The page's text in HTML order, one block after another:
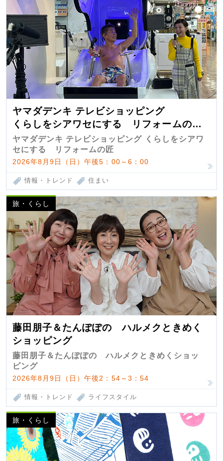
ヤマダデンキ テレビショッピング
くらしをシアワセにする リフォームの
匠 第7弾
ヤマダデンキ テレビショッピング くらしをシアワ
セにする リフォームの匠
2026年8月9日（日）午後5：00～6：00
情報・トレンド 住まい
旅・くらし
藤田朋子＆たんぽぽの ハルメクときめく
ショッピング
藤田朋子＆たんぽぽの ハルメクときめくショッ
ピング
2026年8月9日（日）午後2：54～3：54
情報・トレンド ライフスタイル
旅・くらし